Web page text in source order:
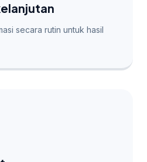
secara rutin untuk hasil